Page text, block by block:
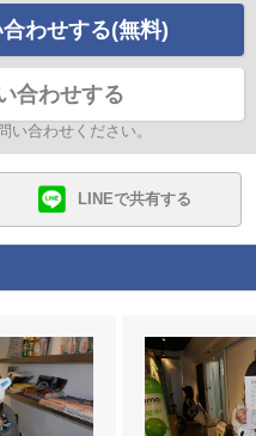
わせする(無料)
合わせする
い合わせください。
LINEで共有する